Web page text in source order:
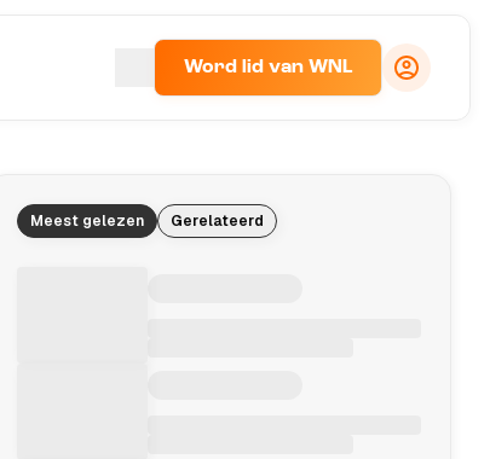
Word lid van WNL
Meest gelezen Gerelateerd